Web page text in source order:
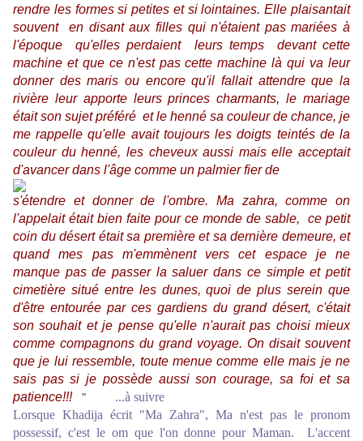
rendre les formes si petites et si lointaines. Elle plaisantait
souvent en disant aux filles qui n'étaient pas mariées à
l'époque qu'elles perdaient leurs temps devant cette
machine et que ce n'est pas cette machine là qui va leur
donner des maris ou encore qu'il fallait attendre que la
rivière leur apporte leurs princes charmants, le mariage
était son sujet préféré et le henné sa couleur de chance, je
me rappelle qu'elle avait toujours les doigts teintés de la
couleur du henné, les cheveux aussi mais elle acceptait
d'avancer dans l'âge comme un palmier fier de
s'étendre et donner de l'ombre. Ma zahra, comme on
l'appelait était bien faite pour ce monde de sable, ce petit
coin du désert était sa première et sa dernière demeure, et
quand mes pas m'emmènent vers cet espace je ne
manque pas de passer la saluer dans ce simple et petit
cimetière situé entre les dunes, quoi de plus serein que
d'être entourée par ces gardiens du grand désert, c'était
son souhait et je pense qu'elle n'aurait pas choisi mieux
comme compagnons du grand voyage. On disait souvent
que je lui ressemble, toute menue comme elle mais je ne
sais pas si je possède aussi son courage, sa foi et sa
patience!!! "
...à suivre
Lorsque Khadija écrit "Ma Zahra", Ma n'est pas le pronom
possessif, c'est le om que l'on donne pour Maman. L'accent